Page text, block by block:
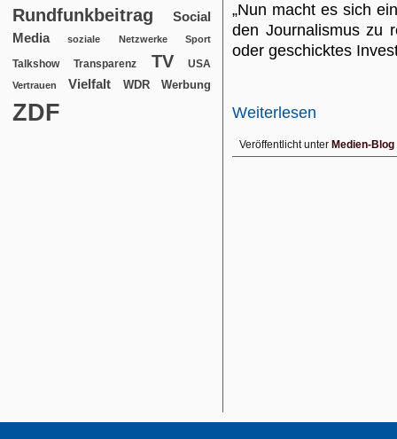
Rundfunkbeitrag
Social
Media
soziale Netzwerke Sport
Talkshow Transparenz TV USA
Vertrauen Vielfalt WDR Werbung
ZDF
„Nun macht es sich
den Journalismus zu
oder geschicktes
Weiterlesen
Veröffentlicht unter Medien-Blog